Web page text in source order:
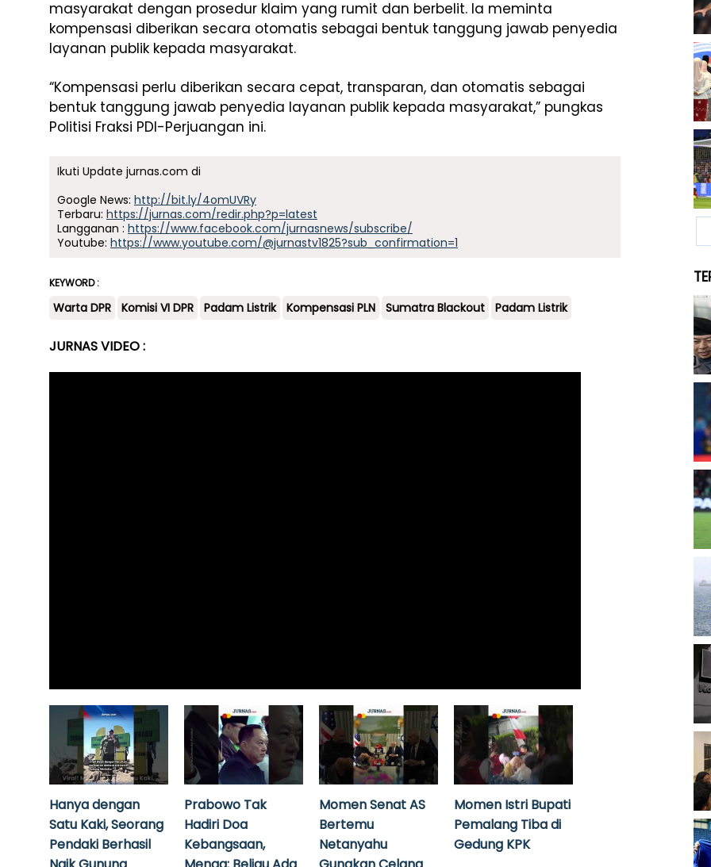
masyarakat dengan prosedur klaim yang rumit dan berbelit. Ia meminta
kompensasi diberikan secara otomatis sebagai bentuk tanggung jawab penyedia
layanan publik kepada masyarakat.
“Kompensasi perlu diberikan secara cepat, transparan, dan otomatis sebagai
bentuk tanggung jawab penyedia layanan publik kepada masyarakat,” pungkas
Politisi Fraksi PDI-Perjuangan ini.
Ikuti Update jurnas.com di
Google News: http://bit.ly/4omUVRy
Terbaru: https://jurnas.com/redir.php?p=latest
Langganan : https://www.facebook.com/jurnasnews/subscribe/
Youtube: https://www.youtube.com/@jurnastv1825?sub_confirmation=1
KEYWORD :
Warta DPR Komisi VI DPR Padam Listrik Kompensasi PLN Sumatra Blackout Padam Listrik
JURNAS VIDEO :
Hanya dengan
Satu Kaki, Seorang
Pendaki Berhasil
Prabowo Tak
Hadiri Doa
Kebangsaan,
Momen Senat AS
Bertemu
Netanyahu
Momen Istri Bupati
Pemalang Tiba di
Gedung KPK